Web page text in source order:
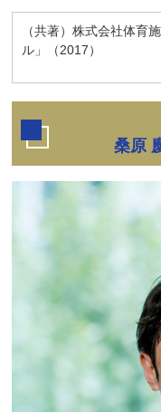
（共著）株式会社体育
ル」（2017）
桑原